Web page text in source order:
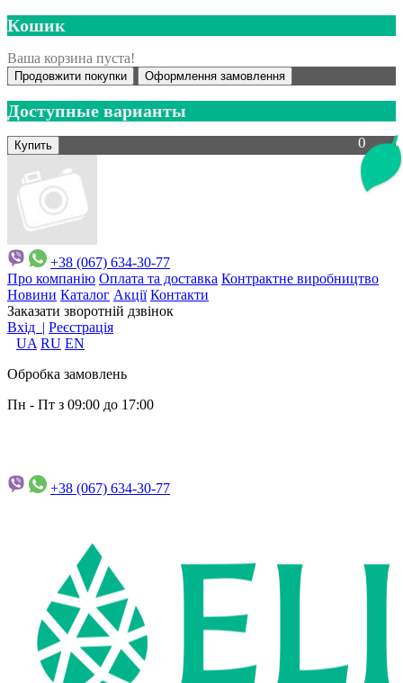
Кошик
Ваша корзина пуста!
Продовжити покупки Оформлення замовлення
0
Доступные варианты
+38 (067) 634-30-77
Про компанію Оплата та доставка Контрактне виробництво
Новини Каталог Акції Контакти
Заказати зворотній дзвінок
Вхід | Реєстрація
UA RU EN
Обробка замовлень
Пн - Пт з 09:00 до 17:00
+38 (067) 634-30-77